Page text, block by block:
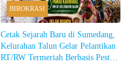
BIROKRASI
Cetak Sejarah Baru di Sumedang,
Kelurahan Talun Gelar Pelantikan
RT/RW Termeriah Berbasis Pesta